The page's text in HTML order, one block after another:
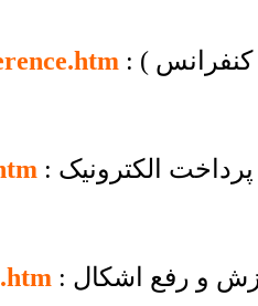
کنفرانس )
الکترونیک
و رفع اشکال